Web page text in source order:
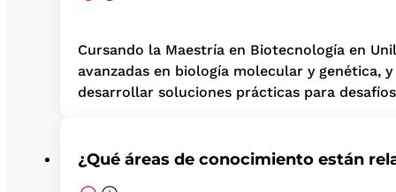
Cursando la Maestría en Biotecnología en
avanzadas en biología molecular y genética,
desarrollar soluciones prácticas para
¿Qué áreas de conocimiento están